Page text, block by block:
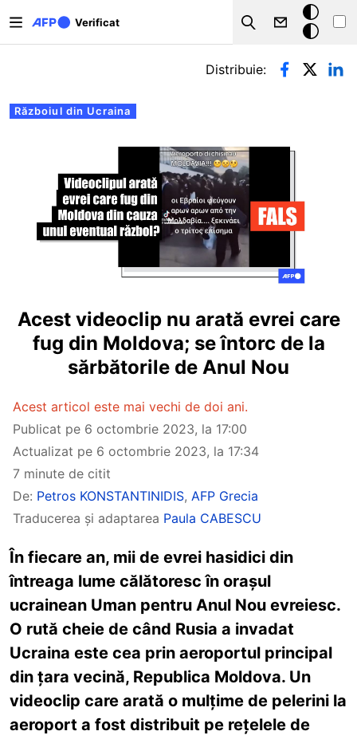
Verificat
Search
Modul
întunecat
Filele principale
Războiul din Ucraina
Distribuie:
Acest videoclip nu arată evrei care
fug din Moldova; se întorc de la
sărbătorile de Anul Nou
Acest articol este mai vechi de doi ani.
Publicat pe 6 octombrie 2023, la 17:00
Actualizat pe 6 octombrie 2023, la 17:34
7 minute de citit
De: Petros KONSTANTINIDIS, AFP Grecia
Traducerea și adaptarea Paula CABESCU
În fiecare an, mii de evrei hasidici din
întreaga lume călătoresc în orașul
ucrainean Uman pentru Anul Nou evreiesc.
O rută cheie de când Rusia a invadat
Ucraina este cea prin aeroportul principal
din țara vecină, Republica Moldova. Un
videoclip care arată o mulțime de pelerini la
aeroport a fost distribuit pe rețelele de